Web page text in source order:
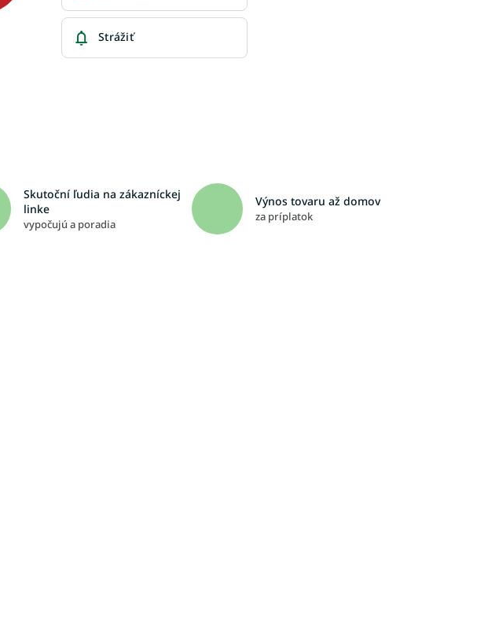
Strážiť
Skutoční ľudia na zákazníckej
linke
vypočujú a poradia
Výnos tovaru až domov
za príplatok